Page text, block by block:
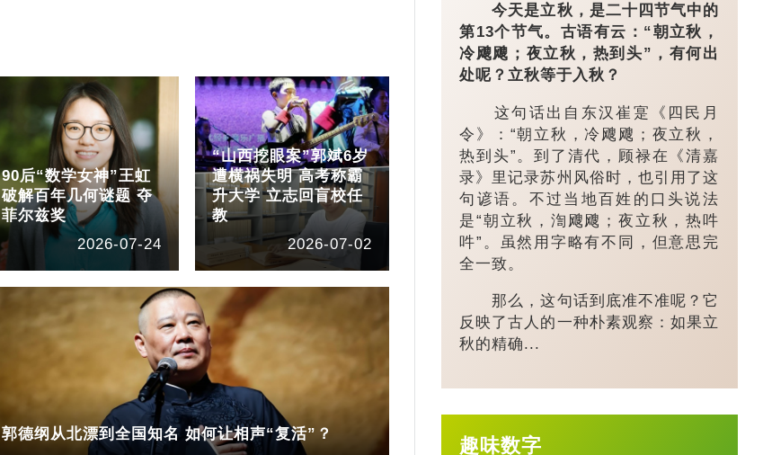
90后“数学女神”王虹
破解百年几何谜题 夺
菲尔兹奖
2026-07-24
“山西挖眼案”郭斌6岁
遭横祸失明 高考称霸
升大学 立志回盲校任
教
2026-07-02
郭德纲从北漂到全国知名 如何让相声“复活”？
今天是立秋，是二十四节气中的
第13个节气。古语有云：“朝立秋，
冷飕飕；夜立秋，热到头”，有何出
处呢？立秋等于入秋？
这句话出自东汉崔寔《四民月
令》：“朝立秋，冷飕飕；夜立秋，
热到头”。到了清代，顾禄在《清嘉
录》里记录苏州风俗时，也引用了这
句谚语。不过当地百姓的口头说法
是“朝立秋，渹飕飕；夜立秋，热吽
吽”。虽然用字略有不同，但意思完
全一致。
那么，这句话到底准不准呢？它
反映了古人的一种朴素观察：如果立
秋的精确...
趣味数字